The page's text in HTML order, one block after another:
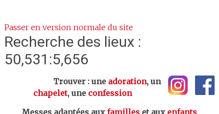
Passer en version normale du site
Recherche des lieux :
50,531:5,656
Trouver : une adoration, un
chapelet, une confession
Messes adaptées aux familleset aux enfants